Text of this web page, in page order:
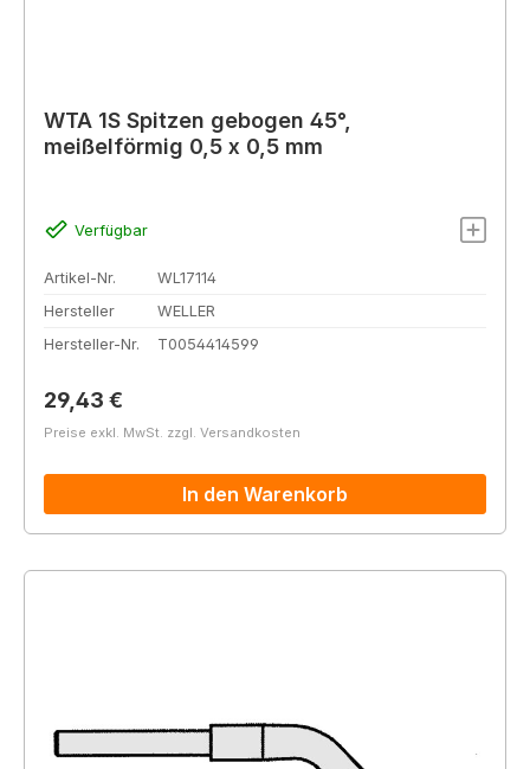
WTA 1S Spitzen gebogen 45°,
meißelförmig 0,5 x 0,5 mm
Verfügbar
Artikel-Nr.
WL17114
Hersteller
WELLER
Hersteller-Nr.
T0054414599
Regulärer Preis:
29,43 €
Preise exkl. MwSt. zzgl. Versandkosten
In den Warenkorb